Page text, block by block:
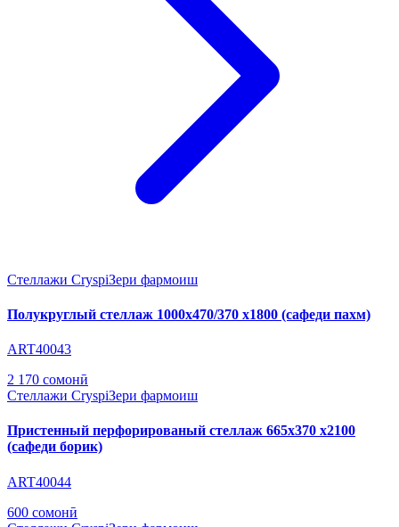
Стеллажи CryspiЗери фармоиш
Полукруглый стеллаж 1000х470/370 х1800 (сафеди пахм)
ART40043
2 170 сомонӣ
Стеллажи CryspiЗери фармоиш
Пристенный перфорированый стеллаж 665х370 х2100
(сафеди борик)
ART40044
600 сомонӣ